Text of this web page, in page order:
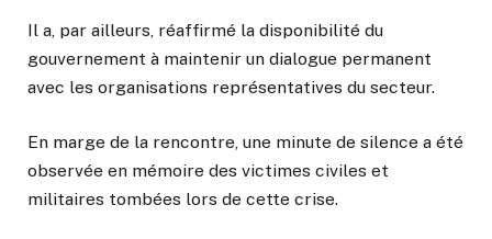
Il a, par ailleurs, réaffirmé la disponibilité du
gouvernement à maintenir un dialogue permanent
avec les organisations représentatives du secteur.
En marge de la rencontre, une minute de silence a été
observée en mémoire des victimes civiles et
militaires tombées lors de cette crise.